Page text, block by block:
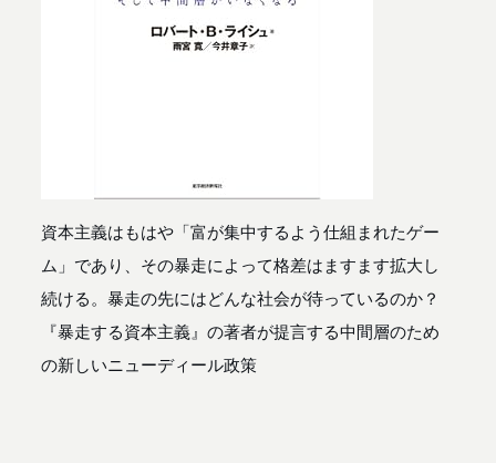
資本主義はもはや「富が集中するよう仕組まれたゲー
ム」であり、その暴走によって格差はますます拡大し
続ける。暴走の先にはどんな社会が待っているのか？
『暴走する資本主義』の著者が提言する中間層のため
の新しいニューディール政策